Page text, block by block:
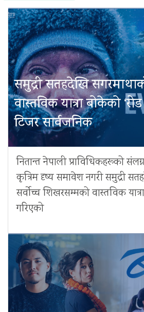
समुद्री सतहदेखि
वास्तविक यात्रा बोकेको
टिजर सार्वजनिक
नितान्त नेपाली प्राविधिकहरूको
कृत्रिम दृष्य समावेश नगरी समुद्री
सर्वोच्च शिखरसम्मको वास्तविक
गरिएको